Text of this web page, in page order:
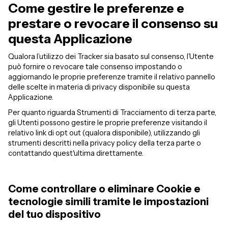
Come gestire le preferenze e
prestare o revocare il consenso su
questa Applicazione
Qualora l’utilizzo dei Tracker sia basato sul consenso, l’Utente
può fornire o revocare tale consenso impostando o
aggiornando le proprie preferenze tramite il relativo pannello
delle scelte in materia di privacy disponibile su questa
Applicazione.
Per quanto riguarda Strumenti di Tracciamento di terza parte,
gli Utenti possono gestire le proprie preferenze visitando il
relativo link di opt out (qualora disponibile), utilizzando gli
strumenti descritti nella privacy policy della terza parte o
contattando quest'ultima direttamente.
Come controllare o eliminare Cookie e
tecnologie simili tramite le impostazioni
del tuo dispositivo